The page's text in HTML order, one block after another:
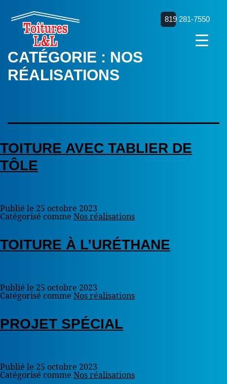
819 281-7550
CATÉGORIE : NOS
RÉALISATIONS
TOITURE AVEC TABLIER DE
TÔLE
Publié le 25 octobre 2023
Catégorisé comme Nos réalisations
TOITURE À L’URÉTHANE
Publié le 25 octobre 2023
Catégorisé comme Nos réalisations
PROJET SPÉCIAL
Publié le 25 octobre 2023
Catégorisé comme Nos réalisations